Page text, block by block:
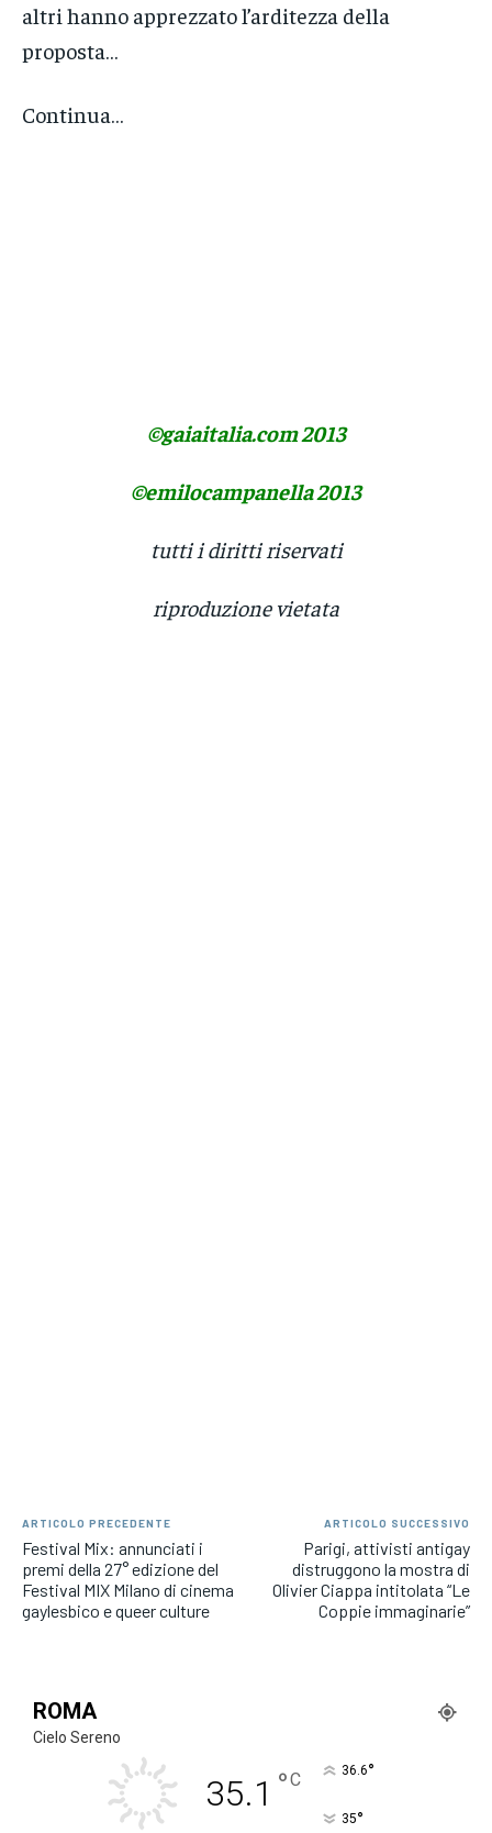
altri hanno apprezzato l’arditezza della
proposta…
Continua…
©gaiaitalia.com 2013
©emilocampanella 2013
tutti i diritti riservati
riproduzione vietata
ARTICOLO PRECEDENTE
Festival Mix: annunciati i
premi della 27° edizione del
Festival MIX Milano di cinema
gaylesbico e queer culture
ARTICOLO SUCCESSIVO
Parigi, attivisti antigay
distruggono la mostra di
Olivier Ciappa intitolata “Le
Coppie immaginarie”
ROMA
Cielo Sereno
35.1 °C 36.6°
35°